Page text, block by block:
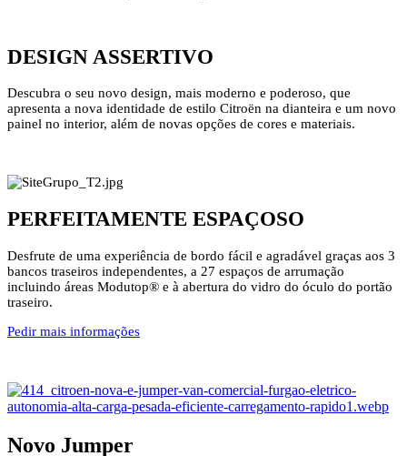
DESIGN ASSERTIVO
Descubra o seu novo design, mais moderno e poderoso, que
apresenta a nova identidade de estilo Citroën na dianteira e um novo
painel no interior, além de novas opções de cores e materiais.
PERFEITAMENTE ESPAÇOSO
Desfrute de uma experiência de bordo fácil e agradável graças aos 3
bancos traseiros independentes, a 27 espaços de arrumação
incluindo áreas Modutop® e à abertura do vidro do óculo do portão
traseiro.
Pedir mais informações
Novo Jumper